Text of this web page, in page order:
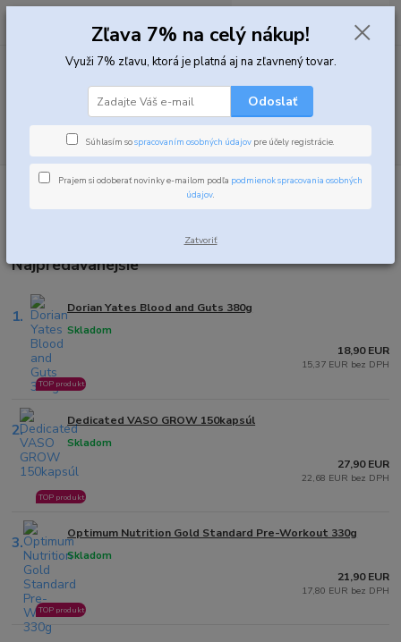
Hľadať
0,00 EUR
Predtréningové doplnky Predtréningovky
Najpredávanejšie
1. Dorian Yates Blood and Guts 380g
Skladom
TOP produkt
18,90 EUR
15,37 EUR bez DPH
2. Dedicated VASO GROW 150kapsúl
Skladom
TOP produkt
27,90 EUR
22,68 EUR bez DPH
3. Optimum Nutrition Gold Standard Pre-Workout 330g
Skladom
TOP produkt
21,90 EUR
17,80 EUR bez DPH
Zľava 7% na celý nákup!
Využi 7% zľavu, ktorá je platná aj na zľavnený tovar.
Odoslať
Súhlasím sospracovaním osobných údajov pre účely registrácie.
Prajem si odoberať novinky e-mailom podľa podmienok spracovania osobných
údajov.
Zatvoriť